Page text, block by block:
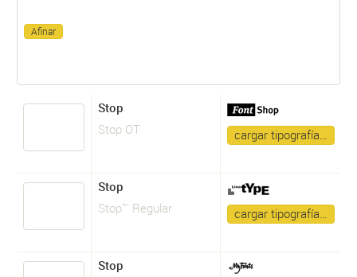
Stop
Stop OT
cargar tipografía…
Stop
Stop™ Regular
cargar tipografía…
Stop